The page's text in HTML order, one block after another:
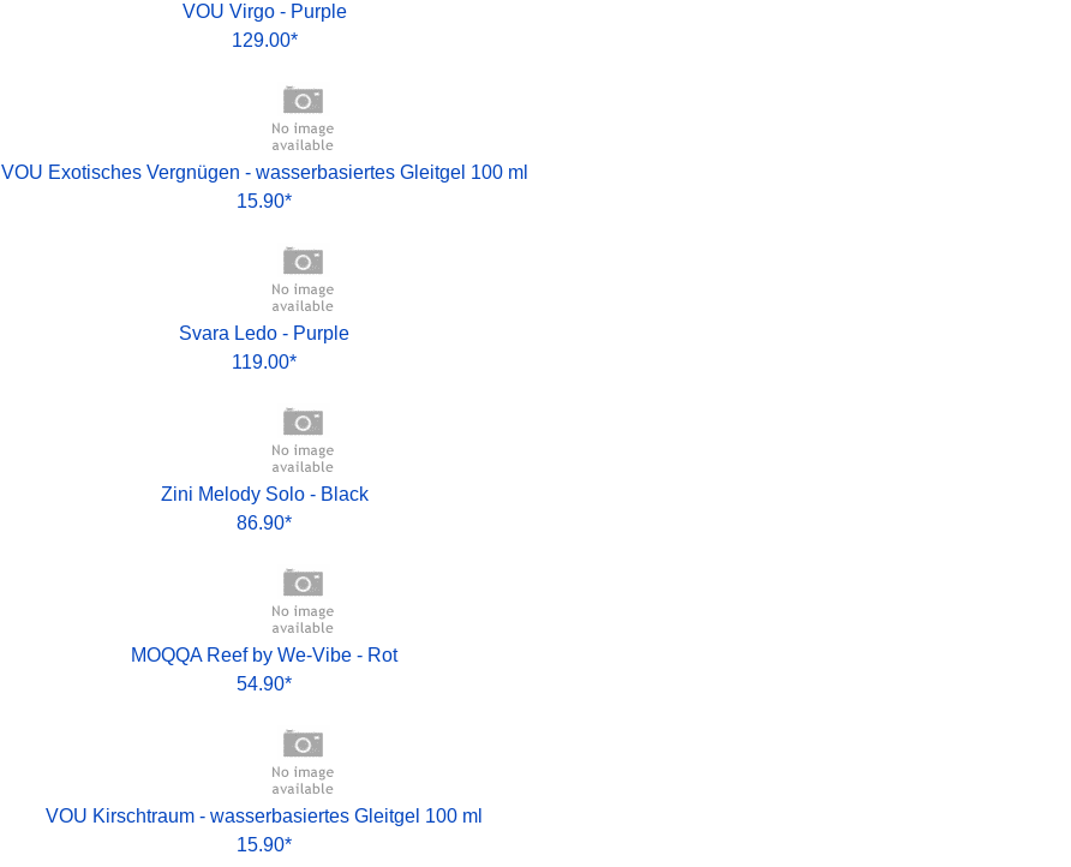
VOU Virgo - Purple
129.00*
VOU Exotisches Vergnügen - wasserbasiertes Gleitgel 100 ml
15.90*
Svara Ledo - Purple
119.00*
Zini Melody Solo - Black
86.90*
MOQQA Reef by We-Vibe - Rot
54.90*
VOU Kirschtraum - wasserbasiertes Gleitgel 100 ml
15.90*